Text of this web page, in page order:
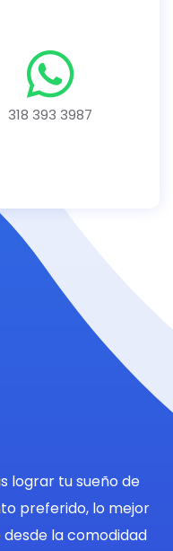
318 393 3987
lograr tu sueño de
preferido, lo mejor
la comodidad